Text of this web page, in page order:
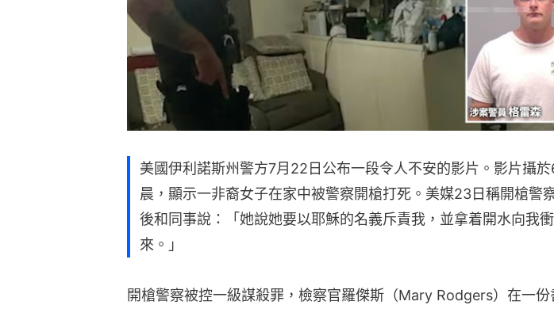
美國伊利諾斯州警方7月22日公布一段令人不安的影片。影片攝
晨，顯示一非裔女子在家中被警察開槍打死。美媒23日稱開槍警
後和同事說：「她說她要以耶穌的名義斥責我，並拿着開水向我
來。」
開槍警察被控一級謀殺罪，檢察官羅傑斯（Mary Rodgers）在一份